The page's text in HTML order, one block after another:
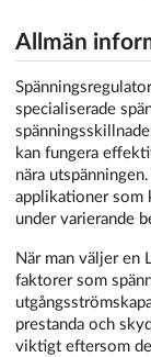
Allmän
specialiserade
kan fungera
nära
applikationer som
under varierande
När man väljer en
faktorer som
prestanda och
viktigt eftersom